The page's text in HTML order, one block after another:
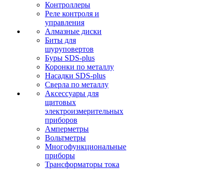
Контроллеры
Реле контроля и
управления
Алмазные диски
Биты для
шуруповертов
Буры SDS-plus
Коронки по металлу
Насадки SDS-plus
Сверла по металлу
Аксессуары для
щитовых
электроизмерительных
приборов
Амперметры
Вольтметры
Многофункциональные
приборы
Трансформаторы тока